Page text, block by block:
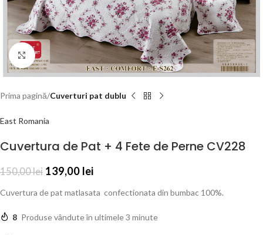
Click to enlarge
Prima pagină Cuverturi pat dublu
East Romania
Cuvertura de Pat + 4 Fete de Perne CV228
150,00lei 139,00 lei
Cuvertura de pat matlasata confectionata din bumbac 100%.
8 Produse vândute în ultimele 3 minute